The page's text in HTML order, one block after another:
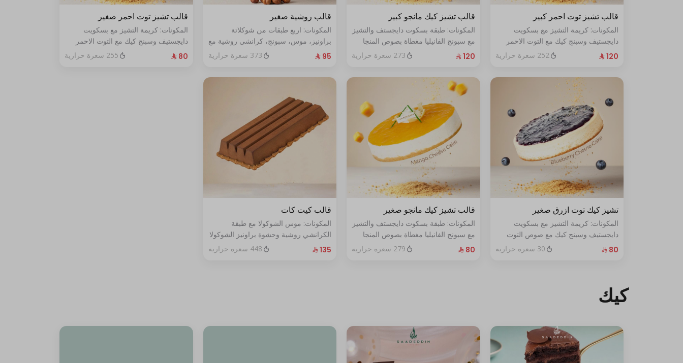
قالب تشيز توت احمر كبير
المكونات: كريمة التشيز مع بسكويت
دايجستيف وسبنج كيك مع التوت الاحمر
الطازج الحجم:كبير يكفي١٢شخص
252 سعرة حرارية
قالب تشيز كيك مانجو كبير
المكونات: طبقة بسكوت دايجستف والتشيز
مع سبونج الفانيليا مغطاة بصوص المنجا
الحجم: كبير يكفي ١٢ اشخاص
273 سعرة حرارية
قالب روشية صغير
المكونات: اربع طبقات من شوكلاتة
براونيز، موس، سبونج، كرانشي روشية مع
البندق الحجم: صغير يكفي ٧ أشخاص373 سعرة حرارية
قالب تشيز توت احمر صغير
المكونات: كريمة التشيز مع بسكويت
دايجستيف وسبنج كيك مع التوت الاحمر
الطازج الحجم:صغير يكفي٧شخص
255 سعرة حرارية
تشيز كيك توت ازرق صغير
المكونات: كريمة التشيز مع بسكويت
دايجستيف وسبنج كيك مع صوص التوت
الأزرق الطازج الحجم:صغير يكفي٧شخص
30 سعرة حرارية
قالب تشيز كيك مانجو صغير
المكونات: طبقة بسكوت دايجستف والتشيز
مع سبونج الفانيليا مغطاة بصوص المنجا
الحجم: صغير يكفي ٧ اشخاص
279 سعرة حرارية
قالب كيت كات
المكونات: موس الشوكولا مع طبقة
الكرانشي روشية وحشوة براونيز الشوكولا
المغطاة بالكراميل
448 سعرة حرارية
كيك